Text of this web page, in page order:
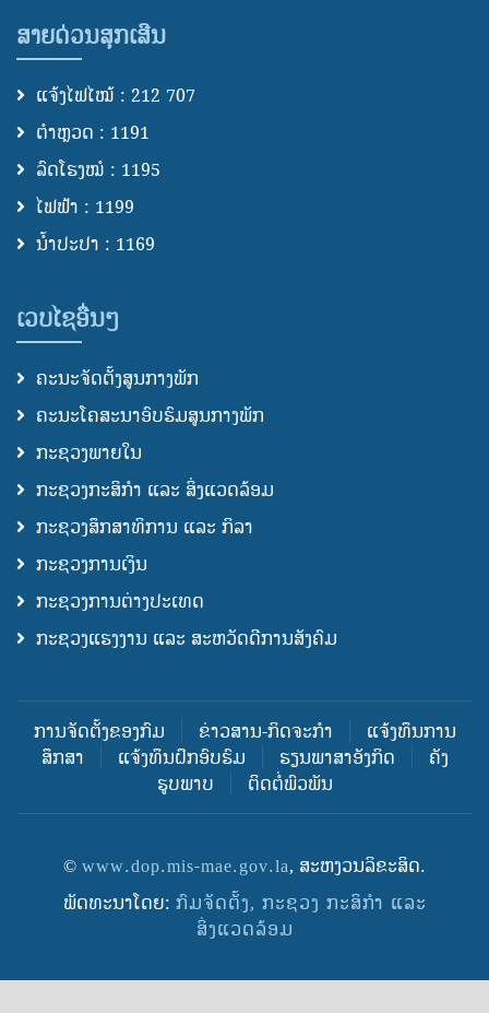
ສາຍດ່ວນສຸກເສີນ
ແຈ້ງໄຟໄໝ້ : 212 707
ຕຳຫຼວດ : 1191
ລົດໂຮງໝໍ : 1195
ໄຟຟ້າ : 1199
ນ້ຳປະປາ : 1169
ເວບໄຊອື່ນໆ
ຄະນະຈັດຕັ້ງສູນກາງພັກ
ຄະນະໂຄສະນາອົບຮົມສູນກາງພັກ
ກະຊວງພາຍໃນ
ກະຊວງກະສິກຳ ແລະ ສິ່ງແວດລ້ອມ
ກະຊວງສຶກສາທິການ ແລະ ກິລາ
ກະຊວງການເງິນ
ກະຊວງການຕ່າງປະເທດ
ກະຊວງແຮງງານ ແລະ ສະຫວັດດີການສັງຄົມ
ການຈັດຕັ້ງຂອງກົມ ຂ່າວສານ-ກິດຈະກຳ
ແຈ້ງທຶນການ
ສຶກສາ
ແຈ້ງທຶນຝຶກອົບຮົມ ຮຽນພາສາອັງກິດ
ຄັງ
ຮູບພາບ
ຕິດຕໍ່ພົວພັນ
© www.dop.mis-mae.gov.la, ສະຫງວນລິຂະສິດ.
ພັດທະນາໂດຍ: ກົມຈັດຕັ້ງ, ກະຊວງ ກະສິກຳ ແລະ
ສິ່ງແວດລ້ອມ